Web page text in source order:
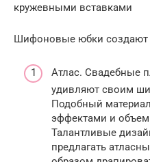
кружевными вставками
Шифоновые юбки создают
Атлас. Свадебные
удивляют своим
Подобный
эффектами и
Талантливые
предлагать